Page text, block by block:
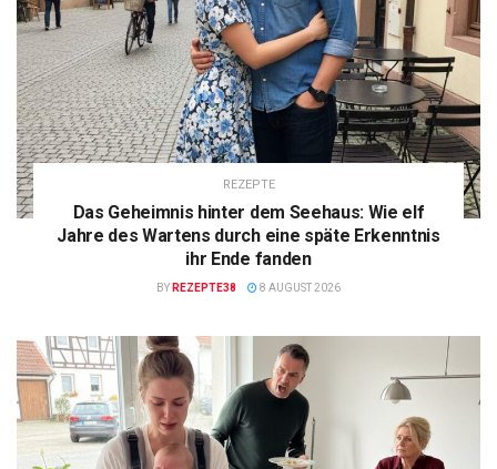
REZEPTE
Das Geheimnis hinter dem Seehaus: Wie elf
Jahre des Wartens durch eine späte Erkenntnis
ihr Ende fanden
BY REZEPTE38 8 AUGUST 2026